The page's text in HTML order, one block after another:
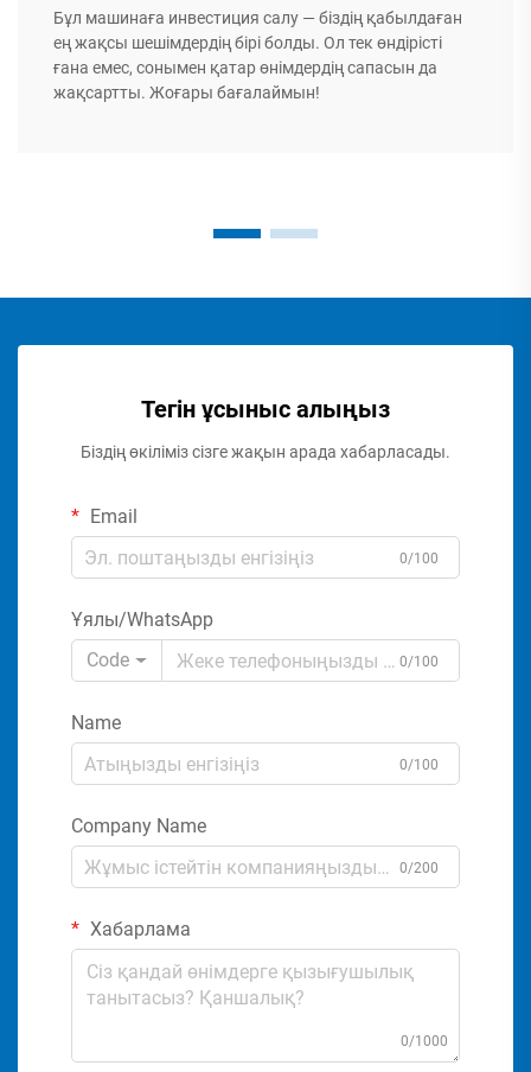
Бұл машинаға инвестиция салу — біздің қабылдаған
ең жақсы шешімдердің бірі болды. Ол тек өндірісті
ғана емес, сонымен қатар өнімдердің сапасын да
жақсартты. Жоғары бағалаймын!
Тегін ұсыныс алыңыз
Біздің өкіліміз сізге жақын арада хабарласады.
Email
0/100
Ұялы/WhatsApp
Code
0/100
Name
0/100
Company Name
0/200
Хабарлама
0/1000